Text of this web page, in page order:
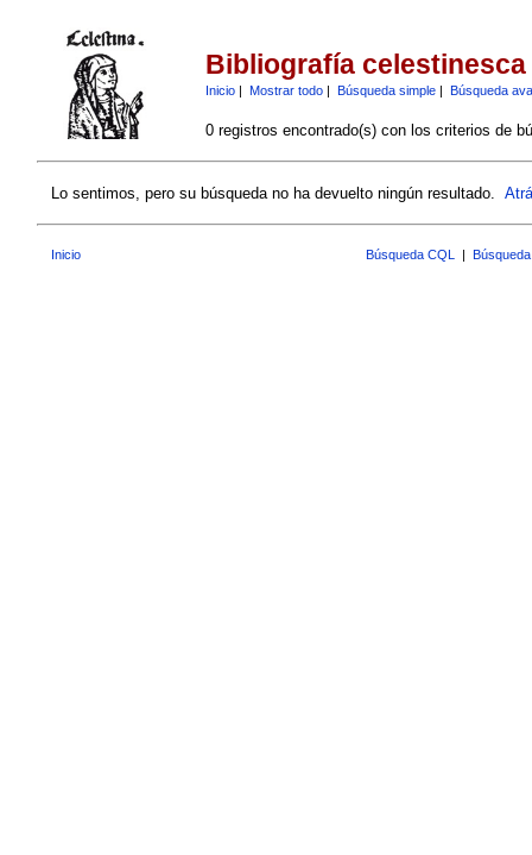
Bibliografía celestinesca
Inicio| Mostrar todo| Búsqueda simple| Búsqueda
0 registros encontrado(s) con los criterios de
Lo sentimos, pero su búsqueda no ha devuelto ningún resultado.
Inicio Búsqueda CQL |